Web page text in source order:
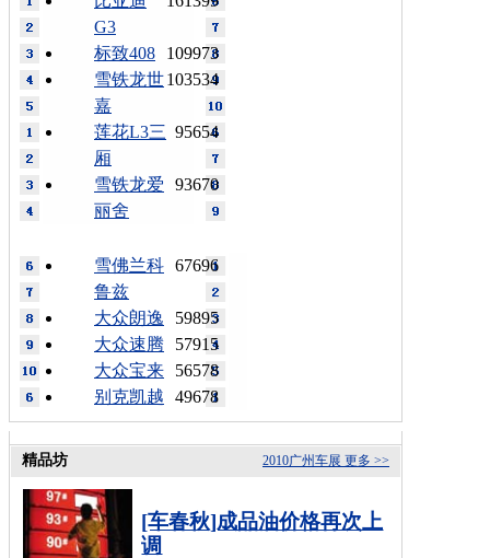
G3
109973
标致408
103534
雪铁龙世
嘉
95654
莲花L3三
厢
93670
雪铁龙爱
丽舍
67696
雪佛兰科
鲁兹
59895
大众朗逸
57915
大众速腾
56578
大众宝来
49678
别克凯越
更多 >>
2010广州车展
精品坊
[车春秋]成品油价格再次上
调